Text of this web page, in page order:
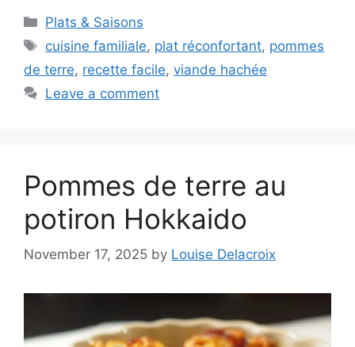
Categories
Plats & Saisons
Tags
cuisine familiale, plat réconfortant, pommes
de terre, recette facile, viande hachée
Leave a comment
Pommes de terre au
potiron Hokkaido
November 17, 2025 by Louise Delacroix